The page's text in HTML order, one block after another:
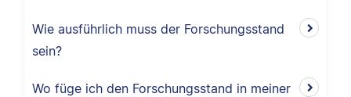
Wie ausführlich muss der Forschungsstand
sein?
Wo füge ich den Forschungsstand in meiner